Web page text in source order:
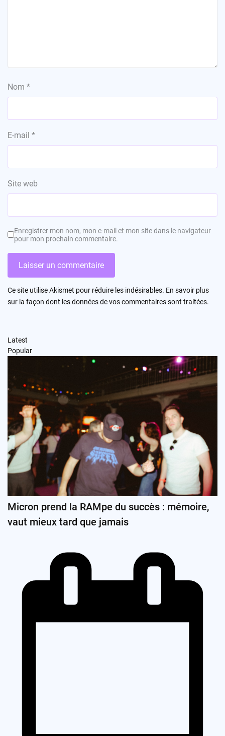
Nom *
E-mail *
Site web
Enregistrer mon nom, mon e-mail et mon site dans le navigateur
pour mon prochain commentaire.
Ce site utilise Akismet pour réduire les indésirables. En savoir plus
sur la façon dont les données de vos commentaires sont traitées.
Latest
Popular
Micron prend la RAMpe du succès : mémoire,
vaut mieux tard que jamais